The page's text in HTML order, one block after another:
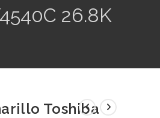
26.8K
Toshiba